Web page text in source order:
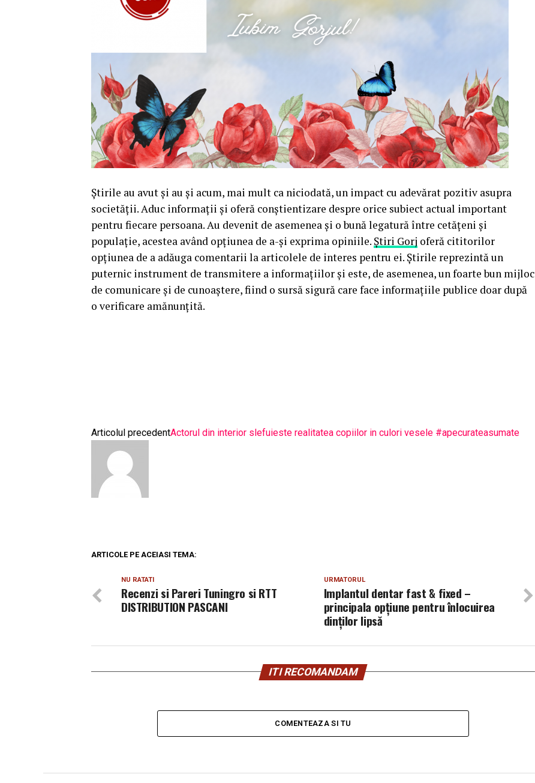
Știrile au avut și au și acum, mai mult ca niciodată, un impact cu adevărat pozitiv asupra
societății. Aduc informații și oferă conștientizare despre orice subiect actual important
pentru fiecare persoana. Au devenit de asemenea și o bună legatură între cetățeni și
populație, acestea având opțiunea de a-și exprima opiniile. Știri Gorj oferă cititorilor
opțiunea de a adăuga comentarii la articolele de interes pentru ei. Știrile reprezintă un
puternic instrument de transmitere a informațiilor și este, de asemenea, un foarte bun mijloc
de comunicare și de cunoaștere, fiind o sursă sigură care face informațiile publice doar după
o verificare amănunțită.
Articolul precedentActorul din interior slefuieste realitatea copiilor in culori vesele #apecurateasumate
ARTICOLE PE ACEIASI TEMA:
URMATORUL
Implantul dentar fast & fixed –
principala opțiune pentru înlocuirea
dinților lipsă
NU RATATI
Recenzi si Pareri Tuningro si RTT
DISTRIBUTION PASCANI
ITI RECOMANDAM
COMENTEAZA SI TU